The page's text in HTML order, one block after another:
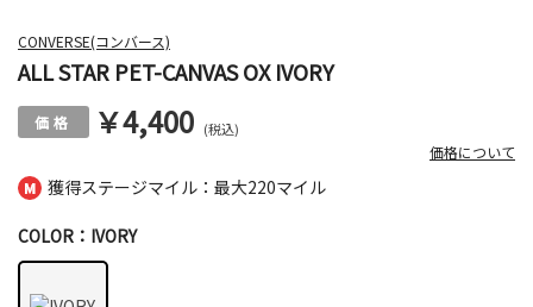
獲得ステージマイル：最大220マイル
CONVERSE(コンバース)
ALL STAR PET-CANVAS OX IVORY
￥4,400 (税込)
価格について
COLOR：IVORY